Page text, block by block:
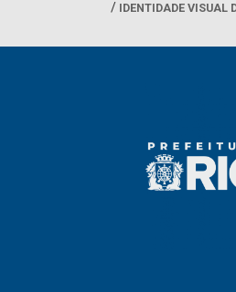
IDENTIDADE VISUAL